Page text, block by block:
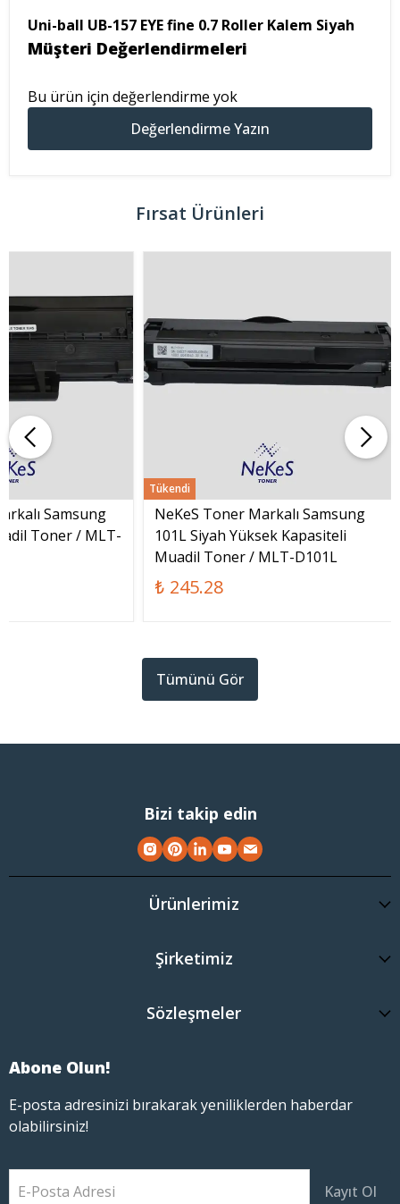
Uni-ball UB-157 EYE fine 0.7 Roller Kalem Siyah
Müşteri Değerlendirmeleri
Bu ürün için değerlendirme yok
Değerlendirme Yazın
Fırsat Ürünleri
Samsung
Toner / MLT-
Tükendi
NeKeS Toner Markalı Samsung
101L Siyah Yüksek Kapasiteli
Muadil Toner / MLT-D101L
₺ 245.28
Tümünü Gör
Bizi takip edin
Ürünlerimiz
Şirketimiz
Sözleşmeler
Abone Olun!
E-posta adresinizi bırakarak yeniliklerden haberdar
olabilirsiniz!
E-Posta Adresi Kayıt Ol